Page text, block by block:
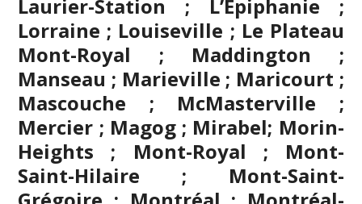
Laurier-Station ; L’Épiphanie ;
Lorraine ; Louiseville ; Le Plateau
Mont-Royal ; Maddington ;
Manseau ; Marieville ; Maricourt ;
Mascouche ; McMasterville ;
Mercier ; Magog; Mirabel; Morin-
Heights ; Mont-Royal ; Mont-
Saint-Hilaire ; Mont-Saint-